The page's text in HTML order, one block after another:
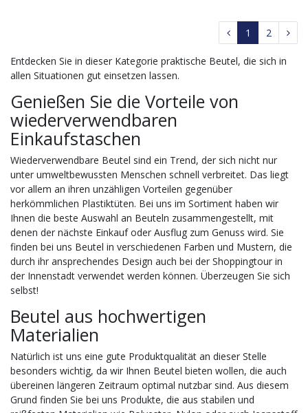
1 2
Entdecken Sie in dieser Kategorie praktische Beutel, die sich in
allen Situationen gut einsetzen lassen.
Genießen Sie die Vorteile von
wiederverwendbaren
Einkaufstaschen
Wiederverwendbare Beutel sind ein Trend, der sich nicht nur
unter umweltbewussten Menschen schnell verbreitet. Das liegt
vor allem an ihren unzähligen Vorteilen gegenüber
herkömmlichen Plastiktüten. Bei uns im Sortiment haben wir
Ihnen die beste Auswahl an Beuteln zusammengestellt, mit
denen der nächste Einkauf oder Ausflug zum Genuss wird. Sie
finden bei uns Beutel in verschiedenen Farben und Mustern, die
durch ihr ansprechendes Design auch bei der Shoppingtour in
der Innenstadt verwendet werden können. Überzeugen Sie sich
selbst!
Beutel aus hochwertigen
Materialien
Natürlich ist uns eine gute Produktqualität an dieser Stelle
besonders wichtig, da wir Ihnen Beutel bieten wollen, die auch
übereinen längeren Zeitraum optimal nutzbar sind. Aus diesem
Grund finden Sie bei uns Produkte, die aus stabilen und